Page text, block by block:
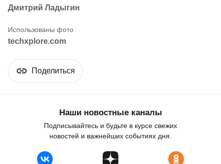
Дмитрий Ладыгин
techxplore.com
Поделиться
Наши новостные каналы
Подписывайтесь и будьте в курсе свежих
новостей и важнейших событиях дня.